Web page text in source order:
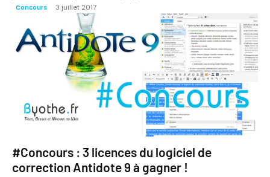
Concours 3 juillet 2017
#Concours : 3 licences du logiciel de
correction Antidote 9 à gagner !